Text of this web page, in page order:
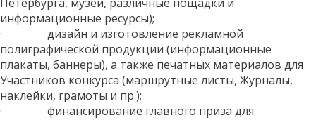
информационные ресурсы);
· дизайн и изготовление рекламной
полиграфической продукции (информационные
плакаты, баннеры), а также печатных материалов для
Участников конкурса (маршрутные листы, Журналы,
наклейки, грамоты и пр.);
· финансирование главного приза для